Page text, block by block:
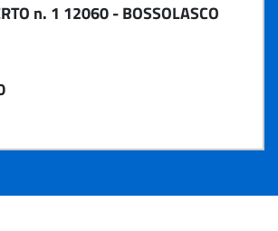
n. 1 12060 - BOSSOLASCO